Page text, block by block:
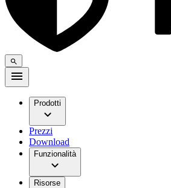
Prodotti
Prezzi
Download
Funzionalità
Risorse